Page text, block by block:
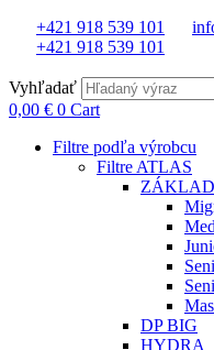
+421 918 539 101
+421 918 539 101
Vyhľadať
0,00 € 0 Cart
Filtre podľa výrobcu
Filtre ATLAS
DP BIG
HYDRA